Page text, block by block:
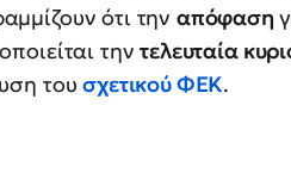
ότι την απόφαση
τηντελευταία
τουσχετικού ΦΕΚ.